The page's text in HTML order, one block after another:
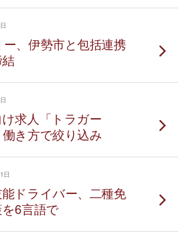
、伊勢市と包括連携
求人「トラガー
き方で絞り込み
日
ドライバー、二種免
6言語で